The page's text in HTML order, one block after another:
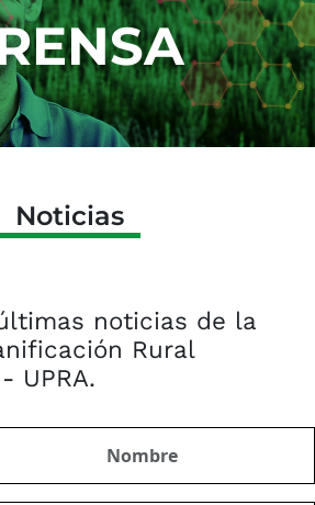
Noticias
noticias de la
Rural
UPRA.​​​